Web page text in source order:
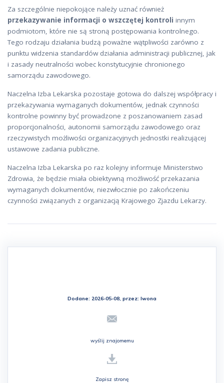
Za szczególnie niepokojące należy uznać również
przekazywanie informacji o wszczętej kontroli innym
podmiotom, które nie są stroną postępowania kontrolnego.
Tego rodzaju działania budzą poważne wątpliwości zarówno z
punktu widzenia standardów działania administracji publicznej, jak
i zasady neutralności wobec konstytucyjnie chronionego
samorządu zawodowego.
Naczelna Izba Lekarska pozostaje gotowa do dalszej współpracy i
przekazywania wymaganych dokumentów, jednak czynności
kontrolne powinny być prowadzone z poszanowaniem zasad
proporcjonalności, autonomii samorządu zawodowego oraz
rzeczywistych możliwości organizacyjnych jednostki realizującej
ustawowe zadania publiczne.
Naczelna Izba Lekarska po raz kolejny informuje Ministerstwo
Zdrowia, że będzie miała obiektywną możliwość przekazania
wymaganych dokumentów, niezwłocznie po zakończeniu
czynności związanych z organizacją Krajowego Zjazdu Lekarzy.
Dodane: 2026-05-08, przez: Iwona
wyślij znajomemu
Zapisz stronę